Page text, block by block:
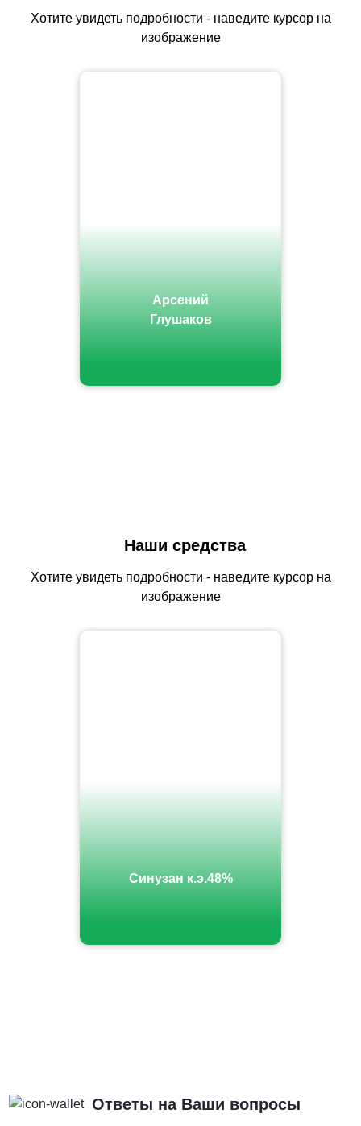
Хотите увидеть подробности - наведите курсор на
изображение
Арсений
Глушаков
Наши средства
Хотите увидеть подробности - наведите курсор на
изображение
Синузан к.э.48%
Ответы на Ваши вопросы